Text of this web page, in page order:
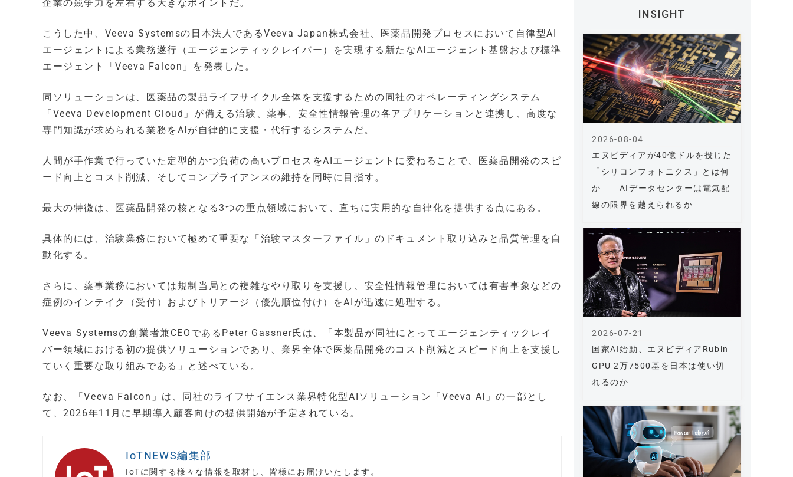
企業の競争力を左右する大きなポイントだ。
こうした中、Veeva Systemsの日本法人であるVeeva Japan株式会社、医薬品開発プロセスにおいて自律型AI
エージェントによる業務遂行（エージェンティックレイバー）を実現する新たなAIエージェント基盤および標準
エージェント「Veeva Falcon」を発表した。
同ソリューションは、医薬品の製品ライフサイクル全体を支援するための同社のオペレーティングシステム
「Veeva Development Cloud」が備える治験、薬事、安全性情報管理の各アプリケーションと連携し、高度な
専門知識が求められる業務をAIが自律的に支援・代行するシステムだ。
人間が手作業で行っていた定型的かつ負荷の高いプロセスをAIエージェントに委ねることで、医薬品開発のスピ
ード向上とコスト削減、そしてコンプライアンスの維持を同時に目指す。
最大の特徴は、医薬品開発の核となる3つの重点領域において、直ちに実用的な自律化を提供する点にある。
具体的には、治験業務において極めて重要な「治験マスターファイル」のドキュメント取り込みと品質管理を自
動化する。
さらに、薬事業務においては規制当局との複雑なやり取りを支援し、安全性情報管理においては有害事象などの
症例のインテイク（受付）およびトリアージ（優先順位付け）をAIが迅速に処理する。
Veeva Systemsの創業者兼CEOであるPeter Gassner氏は、「本製品が同社にとってエージェンティックレイ
バー領域における初の提供ソリューションであり、業界全体で医薬品開発のコスト削減とスピード向上を支援し
ていく重要な取り組みである」と述べている。
なお、「Veeva Falcon」は、同社のライフサイエンス業界特化型AIソリューション「Veeva AI」の一部とし
て、2026年11月に早期導入顧客向けの提供開始が予定されている。
IoTNEWS編集部
IoTに関する様々な情報を取材し、皆様にお届けいたします。
INSIGHT
エヌビディアが40億ドルを投じた
「シリコンフォトニクス」とは何
か ―AIデータセンターは電気配
線の限界を越えられるか
2026-08-04
国家AI始動、エヌビディアRubin
GPU 2万7500基を日本は使い切
れるのか
2026-07-21